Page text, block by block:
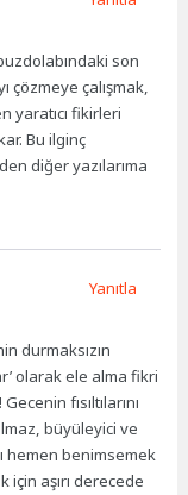
son
çözmeye çalışmak,
yaratıcı fikirleri
Bu ilginç
diğer yazılarıma
durmaksızın
olarak ele alma fikri
fısıltılarını
büyüleyici ve
hemen benimsemek
için aşırı derecede
Yanıtla